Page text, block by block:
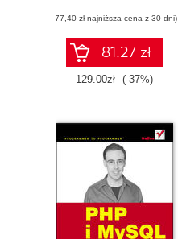
Podręcznik Front-
End Developera
(77,40 zł najniższa cena z 30 dni)
81.27 zł
129.00zł (-37%)